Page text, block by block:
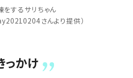
をするサリちゃん
さんより提供）
っかけ